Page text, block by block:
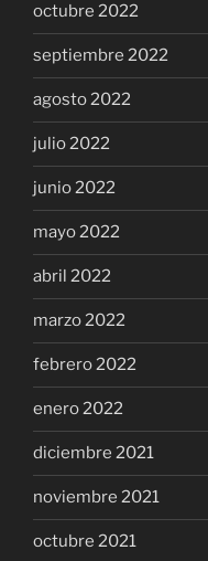
octubre 2022
septiembre 2022
agosto 2022
julio 2022
junio 2022
mayo 2022
abril 2022
marzo 2022
febrero 2022
enero 2022
diciembre 2021
noviembre 2021
octubre 2021